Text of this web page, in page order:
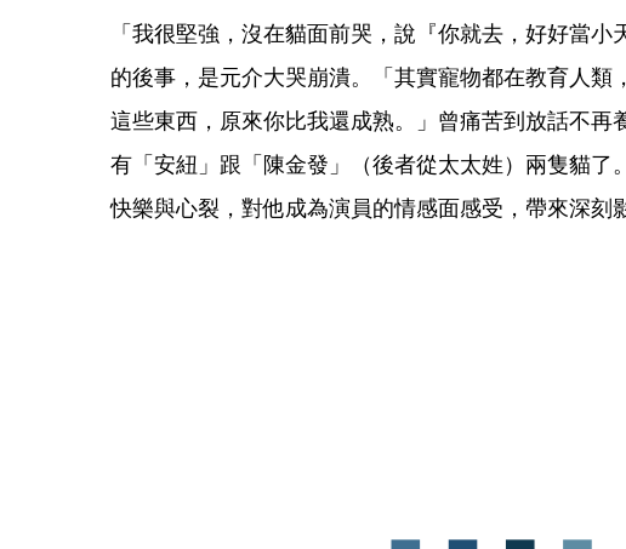
「我很堅強，沒在貓面前哭，說『你就去，好好當
的後事，是元介大哭崩潰。「其實寵物都在教育人類
這些東西，原來你比我還成熟。」曾痛苦到放話不再
有「安紐」跟「陳金發」（後者從太太姓）兩隻貓了
快樂與心裂，對他成為演員的情感面感受，帶來深刻